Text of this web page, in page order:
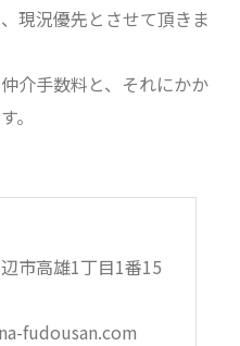
現況優先とさせて頂きま
介手数料と、それにかか
。
市高雄1丁目1番15
fudousan.com